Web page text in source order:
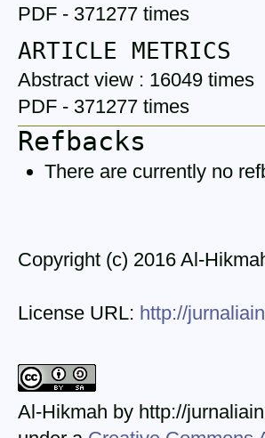
PDF - 371277 times
ARTICLE METRICS
Abstract view : 16049 times
PDF - 371277 times
Refbacks
There are currently no
Copyright (c) 2016 Al-
License URL: http://
Al-Hikmah by http://